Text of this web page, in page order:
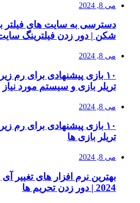
می 8, 2024
دسترسی به سایت های فیلتر
شکن | دور زدن فیلترینگ
می 8, 2024
تریلر بازی و سیستم مورد نیاز
می 8, 2024
تریلر بازی ها
می 8, 2024
بهترین نرم افزار های تغییر
2024 | دور زدن تحریم ها